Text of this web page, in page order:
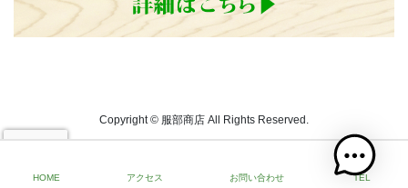
Copyright © 服部商店 All Rights Reserved.
HOME アクセス お問い合わせ TEL